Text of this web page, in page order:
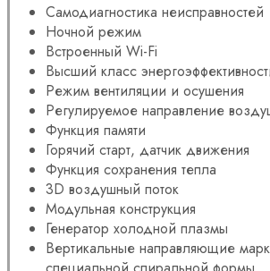
Самодиагностика неисправностей
Ночной режим
Встроенный Wi-Fi
Высший класс
Режим вентиляции и осушения
Регулируемое направление
Функция памяти
Горячий старт, датчик движения
Функция сохранения тепла
3D воздушный поток
Модульная конструкция
Генератор холодной плазмы
Вертикальные направляющие